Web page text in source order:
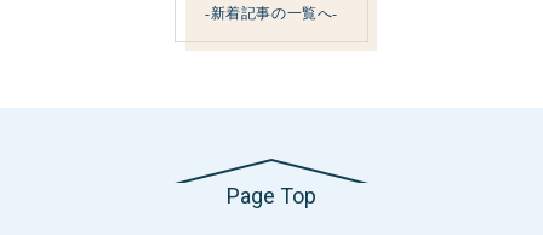
-新着記事の一覧へ-
Page Top